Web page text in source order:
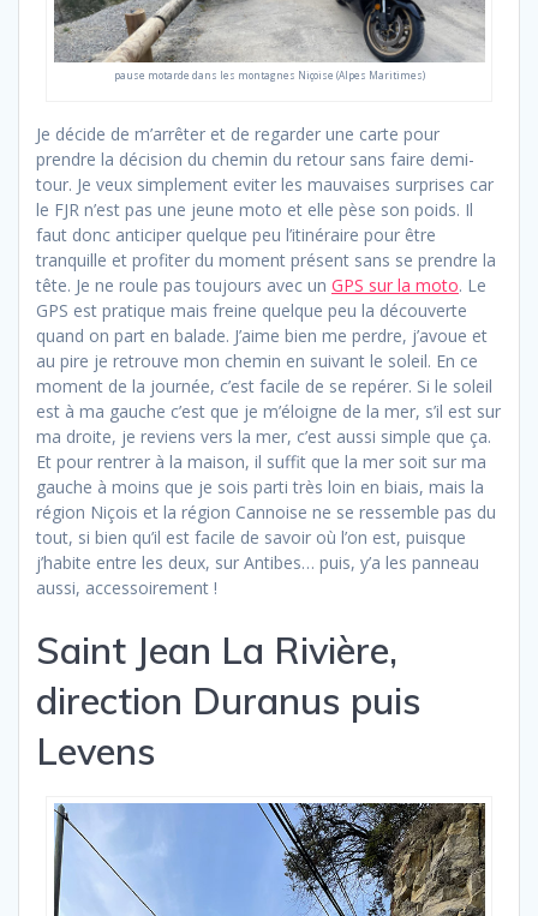
pause motarde dans les montagnes Niçoise (Alpes Maritimes)
Je décide de m’arrêter et de regarder une carte pour
prendre la décision du chemin du retour sans faire demi-
tour. Je veux simplement eviter les mauvaises surprises car
le FJR n’est pas une jeune moto et elle pèse son poids. Il
faut donc anticiper quelque peu l’itinéraire pour être
tranquille et profiter du moment présent sans se prendre la
tête. Je ne roule pas toujours avec un GPS sur la moto. Le
GPS est pratique mais freine quelque peu la découverte
quand on part en balade. J’aime bien me perdre, j’avoue et
au pire je retrouve mon chemin en suivant le soleil. En ce
moment de la journée, c’est facile de se repérer. Si le soleil
est à ma gauche c’est que je m’éloigne de la mer, s’il est sur
ma droite, je reviens vers la mer, c’est aussi simple que ça.
Et pour rentrer à la maison, il suffit que la mer soit sur ma
gauche à moins que je sois parti très loin en biais, mais la
région Niçois et la région Cannoise ne se ressemble pas du
tout, si bien qu’il est facile de savoir où l’on est, puisque
j’habite entre les deux, sur Antibes… puis, y’a les panneau
aussi, accessoirement !
Saint Jean La Rivière,
direction Duranus puis
Levens